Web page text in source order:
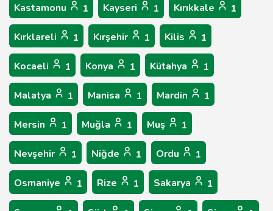
Kastamonu 1 Kayseri 1 Kırıkkale 1
Kırklareli 1 Kırşehir 1 Kilis 1
Kocaeli 1 Konya 1 Kütahya 1
Malatya 1 Manisa 1 Mardin 1
Mersin 1 Muğla 1 Muş 1
Nevşehir 1 Niğde 1 Ordu 1
Osmaniye 1 Rize 1 Sakarya 1